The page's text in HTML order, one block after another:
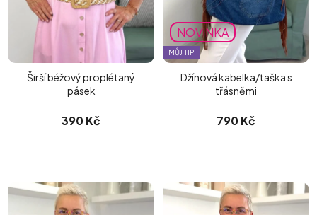
Širší béžový proplétaný
pásek
390 Kč
NOVINKA
MŮJ TIP
Džínová kabelka/taška s
třásněmi
790 Kč